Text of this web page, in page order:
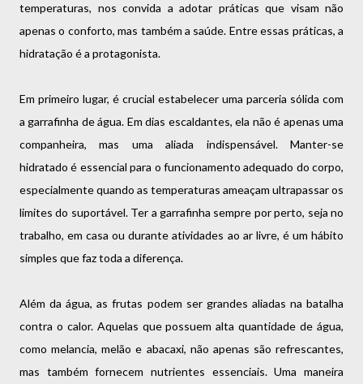
temperaturas, nos convida a adotar práticas que visam não
apenas o conforto, mas também a saúde. Entre essas práticas, a
hidratação é a protagonista.
Em primeiro lugar, é crucial estabelecer uma parceria sólida com
a garrafinha de água. Em dias escaldantes, ela não é apenas uma
companheira, mas uma aliada indispensável. Manter-se
hidratado é essencial para o funcionamento adequado do corpo,
especialmente quando as temperaturas ameaçam ultrapassar os
limites do suportável. Ter a garrafinha sempre por perto, seja no
trabalho, em casa ou durante atividades ao ar livre, é um hábito
simples que faz toda a diferença.
Além da água, as frutas podem ser grandes aliadas na batalha
contra o calor. Aquelas que possuem alta quantidade de água,
como melancia, melão e abacaxi, não apenas são refrescantes,
mas também fornecem nutrientes essenciais. Uma maneira